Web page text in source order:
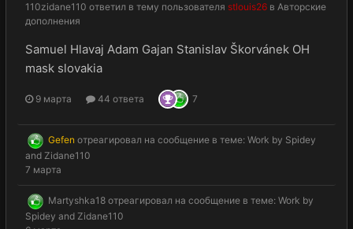
110zidane110 ответил в тему пользователя stlouis26 в Авторские
дополнения
Samuel Hlavaj Adam Gajan Stanislav Škorvánek OH
mask slovakia
9 марта 44 ответа 7
Gefen отреагировал на сообщение в теме: Work by Spidey
and Zidane110
7 марта
Martyshka18 отреагировал на сообщение в теме: Work by
Spidey and Zidane110